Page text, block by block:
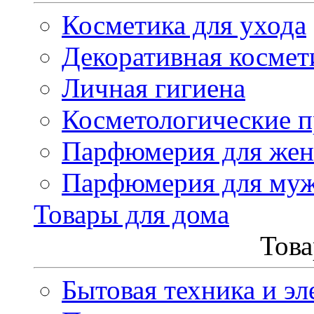
Косметика для ухода
Декоративная
Личная гигиена
Косметологические
Парфюмерия для
Парфюмерия для
Товары для дома
Бытовая техника и